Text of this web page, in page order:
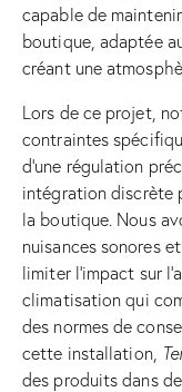
capable de
boutique, adaptée
créant une
Lors de ce projet,
contraintes
d’une régulation
intégration discrète
la boutique. Nous
nuisances sonores
limiter l’impact sur
climatisation qui
des normes de
cette installation,
des produits dans